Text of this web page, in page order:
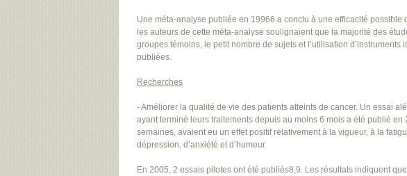
Une méta-analyse publiée en 19966 a conclu à une efficacité
les auteurs de cette méta-analyse soulignaient que la majorité des
groupes témoins, le petit nombre de sujets et l’utilisation
publiées.
Recherches
- Améliorer la qualité de vie des patients atteints de cancer. Un essai
ayant terminé leurs traitements depuis au moins 6 mois a été publié
semaines, avaient eu un effet positif relativement à la vigueur, à la
dépression, d’anxiété et d’humeur.
En 2005, 2 essais pilotes ont été publiés8,9. Les résultats indiquent